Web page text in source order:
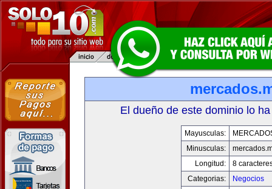
El dueño de este dominio lo
Mayusculas:
Minusculas:
Longitud:
8
Categorias:
Negocios